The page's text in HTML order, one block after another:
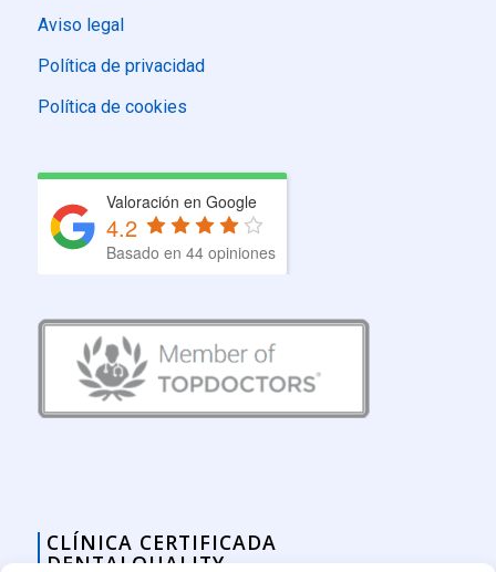
Aviso legal
Política de privacidad
Política de cookies
Valoración en Google
4.2
Basado en 44 opiniones
CLÍNICA CERTIFICADA
DENTALQUALITY